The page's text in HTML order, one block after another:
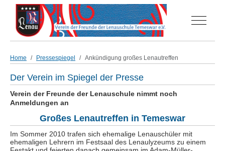
Off-
Home Pressespiegel Ankündigung großes Lenautreffen
Der Verein im Spiegel der Presse
Verein der Freunde der Lenauschule nimmt noch
Anmeldungen an
Großes Lenautreffen in Temeswar
Im Sommer 2010 trafen sich ehemalige Lenauschüler mit
ehemaligen Lehrern im Festsaal des Lenaulyzeums zu einem